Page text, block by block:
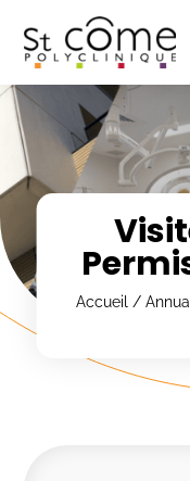
Accueil /